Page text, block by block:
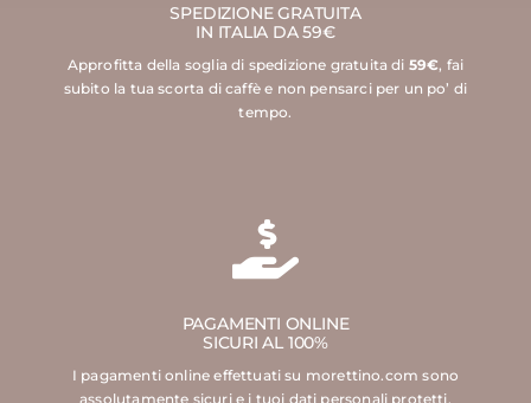
SPEDIZIONE GRATUITA
IN ITALIA DA 59€
Approfitta della soglia di spedizione gratuita di 59€, fai
subito la tua scorta di caffè e non pensarci per un po’ di
tempo.
PAGAMENTI ONLINE
SICURI AL 100%
I pagamenti online effettuati su morettino.com sono
assolutamente sicuri e i tuoi dati personali protetti.